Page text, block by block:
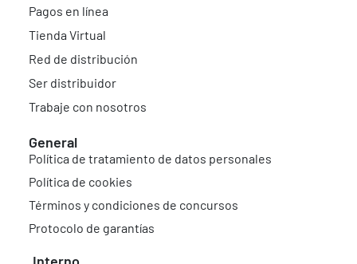
Pagos en línea
Tienda Virtual
Red de distribución
Ser distribuidor
Trabaje con nosotros
General
Política de tratamiento de datos personales
Política de cookies
Términos y condiciones de concursos
Protocolo de garantías